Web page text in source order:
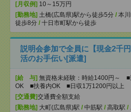
[月収例] 10～15万円
[勤務地] 土橋(広島県)駅から徒歩5分 / 本
徒歩8分 / 十日市町駅から徒歩
説明会参加で全員に【現金2千
活のお手伝い[派遣]
[給 与] 無資格未経験：時給1400円～ ■
OK ■扶養内OK ■日収1万1200円以上
[交通費]交通費全額支給
[勤務地] 大町(広島県)駅 / 中筋駅 / 高取駅 /